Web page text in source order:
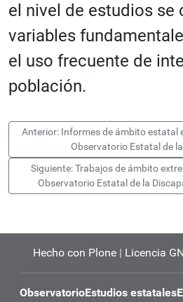
el nivel de estudios se
variables
el uso frecuente de
población.
Anterior: Informes de ámbito estatal
Observatorio Estatal de
Siguiente: Trabajos de ámbito
Observatorio Estatal de la
Hecho con Plone | Licencia
ObservatorioEstudios estatales